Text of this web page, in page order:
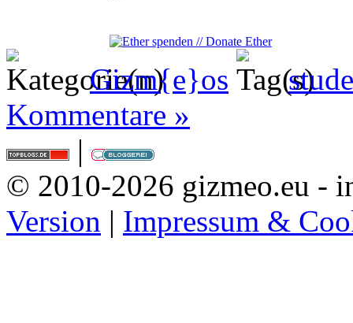
Gizm{e}os
Kommentare »
|
© 2010-2026 gizmeo.eu -
Version | Impressum &